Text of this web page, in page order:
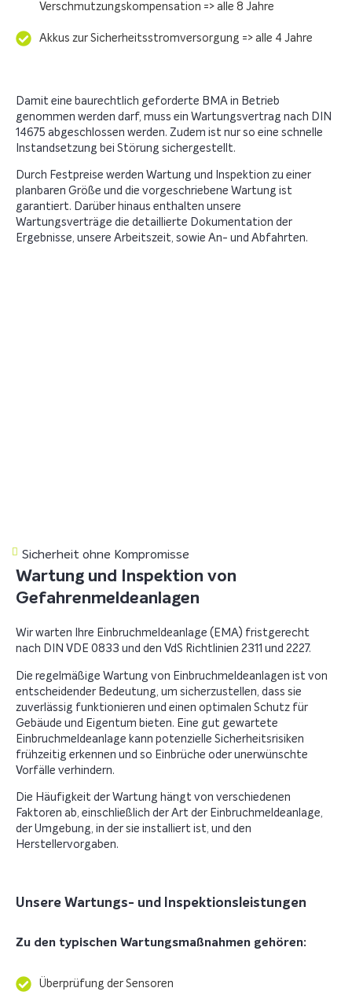
Verschmutzungskompensation => alle 8 Jahre
Akkus zur Sicherheitsstromversorgung => alle 4 Jahre
Damit eine baurechtlich geforderte BMA in Betrieb
genommen werden darf, muss ein Wartungsvertrag nach DIN
14675 abgeschlossen werden. Zudem ist nur so eine schnelle
Instandsetzung bei Störung sichergestellt.
Durch Festpreise werden Wartung und Inspektion zu einer
planbaren Größe und die vorgeschriebene Wartung ist
garantiert. Darüber hinaus enthalten unsere
Wartungsverträge die detaillierte Dokumentation der
Ergebnisse, unsere Arbeitszeit, sowie An- und Abfahrten.
Sicherheit ohne Kompromisse
Wartung und Inspektion von
Gefahrenmeldeanlagen
Wir warten Ihre Einbruchmeldeanlage (EMA) fristgerecht
nach DIN VDE 0833 und den VdS Richtlinien 2311 und 2227.
Die regelmäßige Wartung von Einbruchmeldeanlagen ist von
entscheidender Bedeutung, um sicherzustellen, dass sie
zuverlässig funktionieren und einen optimalen Schutz für
Gebäude und Eigentum bieten. Eine gut gewartete
Einbruchmeldeanlage kann potenzielle Sicherheitsrisiken
frühzeitig erkennen und so Einbrüche oder unerwünschte
Vorfälle verhindern.
Die Häufigkeit der Wartung hängt von verschiedenen
Faktoren ab, einschließlich der Art der Einbruchmeldeanlage,
der Umgebung, in der sie installiert ist, und den
Herstellervorgaben.
Unsere Wartungs- und Inspektionsleistungen
Zu den typischen Wartungsmaßnahmen gehören:
Überprüfung der Sensoren